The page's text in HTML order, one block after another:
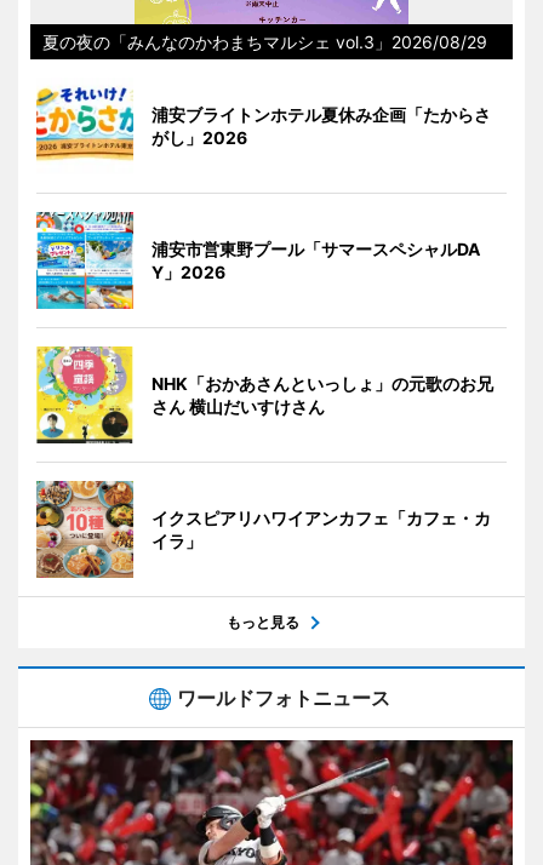
夏の夜の「みんなのかわまちマルシェ vol.3」2026/08/29
浦安ブライトンホテル夏休み企画「たからさ
がし」2026
浦安市営東野プール「サマースペシャルDA
Y」2026
NHK「おかあさんといっしょ」の元歌のお兄
さん 横山だいすけさん
イクスピアリハワイアンカフェ「カフェ・カ
イラ」
もっと見る
ワールドフォトニュース